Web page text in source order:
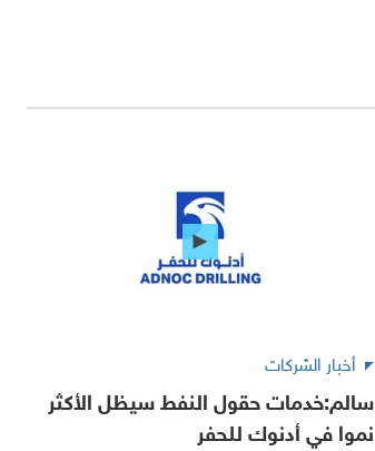
أخبار الشركات
سالم:خدمات حقول النفط سيظل الأكثر
نموا في أدنوك للحفر